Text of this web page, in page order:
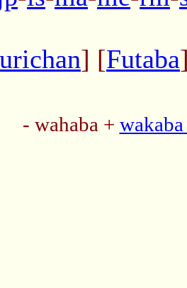
] [Futaba
- wahaba +